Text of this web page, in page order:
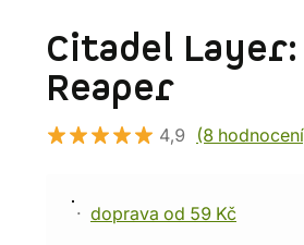
Citadel
Reaper
4,9 (8
doprava od 59 Kč